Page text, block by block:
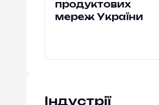
продуктових
мереж України
Індустрії